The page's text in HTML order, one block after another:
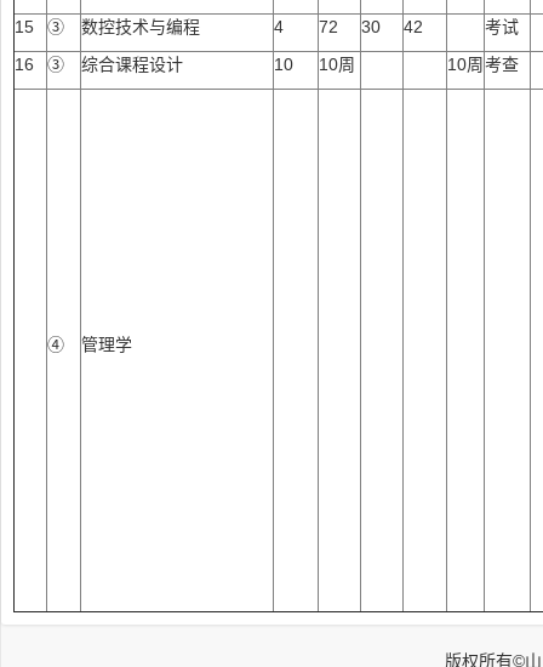
15
③ 数控技术与编程 4 72 30 42
考试
16
③ 综合课程设计 10 10周 10周考查
④ 管理学
版权所有©